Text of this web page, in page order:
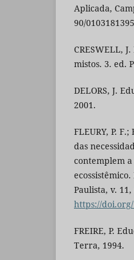
Aplicada,
90/
CRESWELL,
mistos. 3. ed.
DELORS, J.
2001.
FLEURY, P.
das
contemplem
Paulista, v.
https://
FREIRE, P.
Terra, 1994.